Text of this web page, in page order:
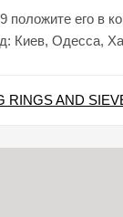
его в
Киев, Одесса,
RINGS AND